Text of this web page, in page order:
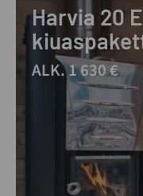
Harvia 20
ALK. 1 630 €